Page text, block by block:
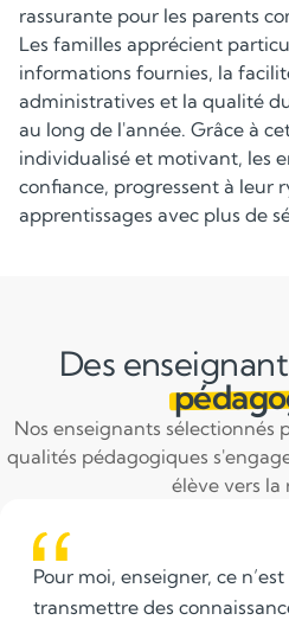
rassurante pour les parents
Les familles apprécient
informations fournies, la
administratives et la qualité
au long de l'année. Grâce à
individualisé et motivant, les
confiance, progressent à leur
apprentissages avec plus de
Des
Nos enseignants sélectionnés
qualités pédagogiques
élève vers la
Savoir mettre l'élève en
mode de fonctionnement